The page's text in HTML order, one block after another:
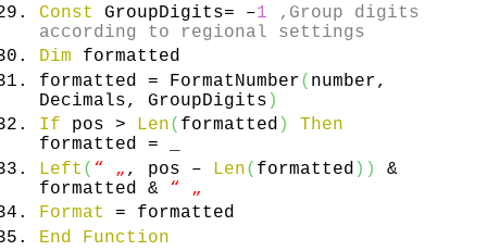
Const
GroupDigits= –1
‚Group digits
according to regional settings
Dim formatted
formatted = FormatNumber( number,
Decimals, GroupDigits )
If pos > Len( formatted )
Then
formatted = _
Left ( “ „ , pos – Len( formatted ) )
&
formatted & “ „
Format
= formatted
End
Function